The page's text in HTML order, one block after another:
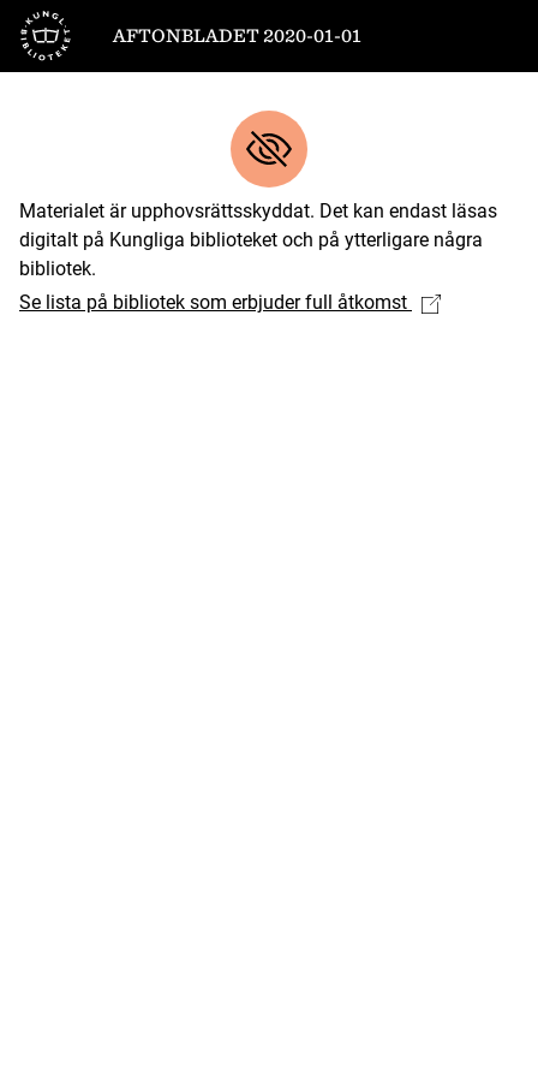
Till startsidan
AFTONBLADET 2020-01-01
Materialet är upphovsrättsskyddat. Det kan endast läsas
digitalt på Kungliga biblioteket och på ytterligare några
bibliotek.
Se lista på bibliotek som erbjuder full åtkomst